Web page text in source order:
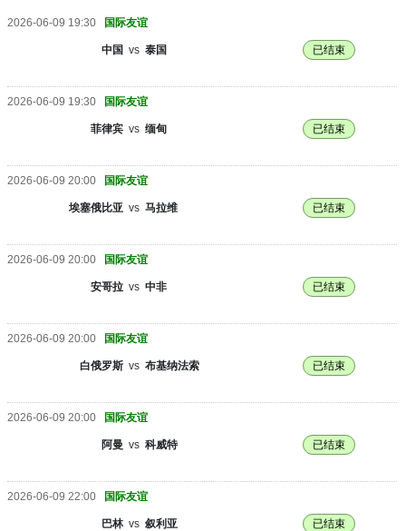
2026-06-09 19:30 国际友谊
中国 vs 泰国 已结束
2026-06-09 19:30 国际友谊
菲律宾 vs 缅甸 已结束
2026-06-09 20:00 国际友谊
埃塞俄比亚 vs 马拉维 已结束
2026-06-09 20:00 国际友谊
安哥拉 vs 中非 已结束
2026-06-09 20:00 国际友谊
白俄罗斯 vs 布基纳法索 已结束
2026-06-09 20:00 国际友谊
阿曼 vs 科威特 已结束
2026-06-09 22:00 国际友谊
巴林 vs 叙利亚 已结束